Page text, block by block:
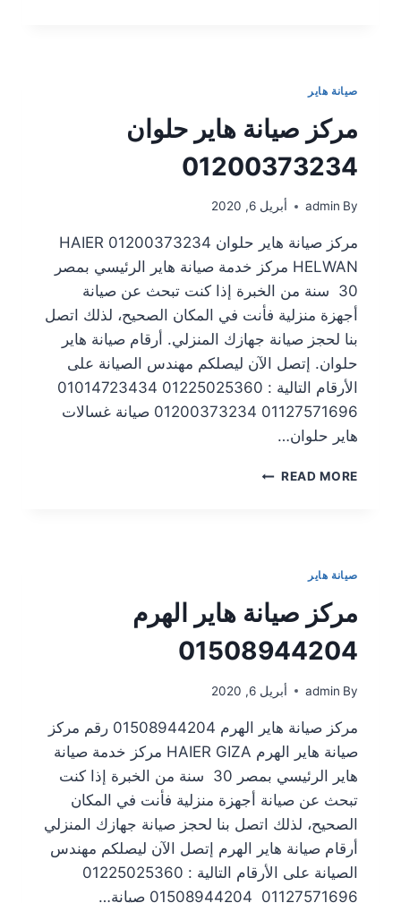
صيانة هاير
مركز صيانة هاير حلوان
01200373234
By
admin أبريل 6, 2020
مركز صيانة هاير حلوان 01200373234 HAIER
HELWAN مركز خدمة صيانة هاير الرئيسي بمصر
30 سنة من الخبرة إذا كنت تبحث عن صيانة
أجهزة منزلية فأنت في المكان الصحيح، لذلك اتصل
بنا لحجز صيانة جهازك المنزلي. أرقام صيانة هاير
حلوان. إتصل الآن ليصلكم مهندس الصيانة على
الأرقام التالية : 01225025360 01014723434
01127571696 01200373234 صيانة غسالات
هاير حلوان…
READ MORE
صيانة هاير
مركز صيانة هاير الهرم
01508944204
By
admin أبريل 6, 2020
مركز صيانة هاير الهرم 01508944204 رقم مركز
صيانة هاير الهرم HAIER GIZA مركز خدمة صيانة
هاير الرئيسي بمصر 30 سنة من الخبرة إذا كنت
تبحث عن صيانة أجهزة منزلية فأنت في المكان
الصحيح، لذلك اتصل بنا لحجز صيانة جهازك المنزلي
أرقام صيانة هاير الهرم إتصل الآن ليصلكم مهندس
الصيانة على الأرقام التالية : 01225025360
01127571696 01508944204 صيانة…